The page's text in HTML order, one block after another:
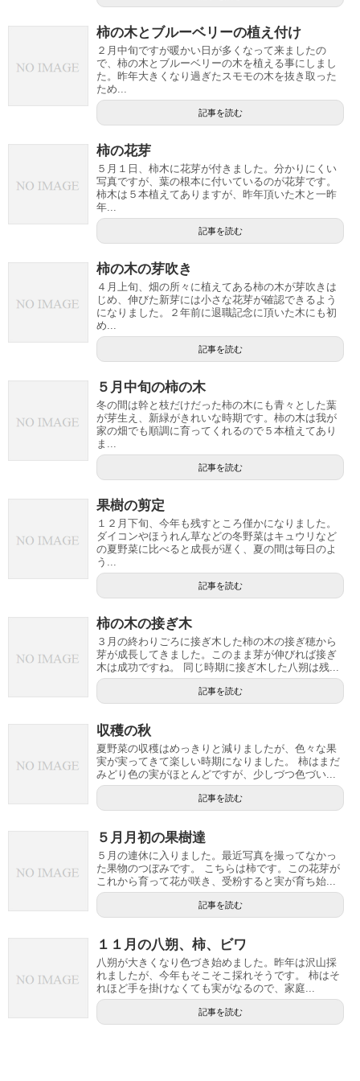
柿の木とブルーベリーの植え付け
２月中旬ですが暖かい日が多くなって来ましたの
で、柿の木とブルーベリーの木を植える事にしまし
た。昨年大きくなり過ぎたスモモの木を抜き取った
ため...
記事を読む
柿の花芽
５月１日、柿木に花芽が付きました。分かりにくい
写真ですが、葉の根本に付いているのが花芽です。
柿木は５本植えてありますが、昨年頂いた木と一昨
年...
記事を読む
柿の木の芽吹き
４月上旬、畑の所々に植えてある柿の木が芽吹きは
じめ、伸びた新芽には小さな花芽が確認できるよう
になりました。２年前に退職記念に頂いた木にも初
め...
記事を読む
５月中旬の柿の木
冬の間は幹と枝だけだった柿の木にも青々とした葉
が芽生え、新緑がきれいな時期です。柿の木は我が
家の畑でも順調に育ってくれるので５本植えてあり
ま...
記事を読む
果樹の剪定
１２月下旬、今年も残すところ僅かになりました。
ダイコンやほうれん草などの冬野菜はキュウリなど
の夏野菜に比べると成長が遅く、夏の間は毎日のよ
う...
記事を読む
柿の木の接ぎ木
３月の終わりごろに接ぎ木した柿の木の接ぎ穂から
芽が成長してきました。このまま芽が伸びれば接ぎ
木は成功ですね。 同じ時期に接ぎ木した八朔は残...
記事を読む
収穫の秋
夏野菜の収穫はめっきりと減りましたが、色々な果
実が実ってきて楽しい時期になりました。 柿はまだ
みどり色の実がほとんどですが、少しづつ色づい...
記事を読む
５月月初の果樹達
５月の連休に入りました。最近写真を撮ってなかっ
た果物のつぼみです。 こちらは柿です。この花芽が
これから育って花が咲き、受粉すると実が育ち始...
記事を読む
１１月の八朔、柿、ビワ
八朔が大きくなり色づき始めました。昨年は沢山採
れましたが、今年もそこそこ採れそうです。 柿はそ
れほど手を掛けなくても実がなるので、家庭...
記事を読む